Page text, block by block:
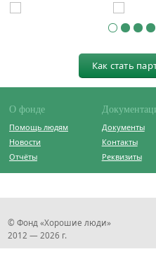
Как стать
О фонде
Помощь людям
Новости
Отчёты
Документы
Контакты
Реквизиты
© Фонд «Хорошие люди»
2012 — 2026 г.